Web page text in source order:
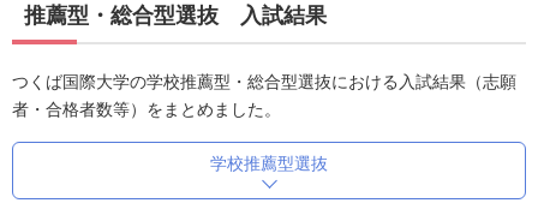
推薦型・総合型選抜 入試結果
つくば国際大学の学校推薦型・総合型選抜における入試結果（志願
者・合格者数等）をまとめました。
学校推薦型選抜